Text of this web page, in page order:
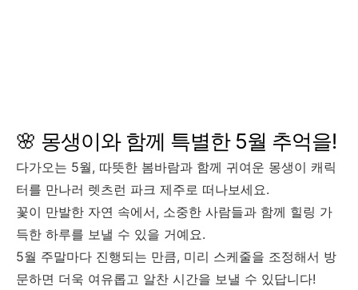
🌸 몽생이와 함께 특별한 5월 추억을!
다가오는 5월, 따뜻한 봄바람과 함께 귀여운 몽생이 캐릭
터를 만나러 렛츠런 파크 제주로 떠나보세요.
꽃이 만발한 자연 속에서, 소중한 사람들과 함께 힐링 가
득한 하루를 보낼 수 있을 거예요.
5월 주말마다 진행되는 만큼, 미리 스케줄을 조정해서 방
문하면 더욱 여유롭고 알찬 시간을 보낼 수 있답니다!